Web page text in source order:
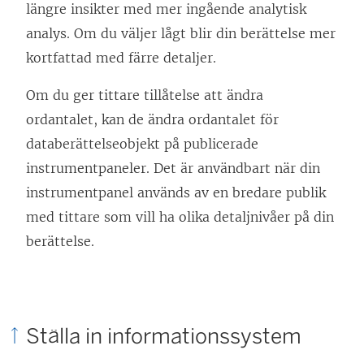
n
s
t
e
r
)
längre insikter med mer ingående analytisk
analys. Om du väljer lågt blir din berättelse mer
kortfattad med färre detaljer.
Om du ger tittare tillåtelse att ändra
ordantalet, kan de ändra ordantalet för
databerättelseobjekt på publicerade
instrumentpaneler. Det är användbart när din
instrumentpanel används av en bredare publik
med tittare som vill ha olika detaljnivåer på din
berättelse.
Ställa in informationssystem